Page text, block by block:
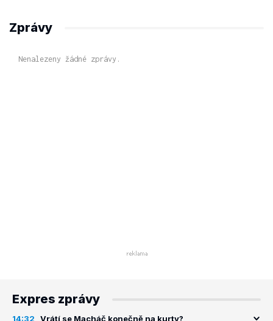
Zprávy
Nenalezeny žádné zprávy.
Expres zprávy
14:32 Vrátí se Macháč konečně na kurty?